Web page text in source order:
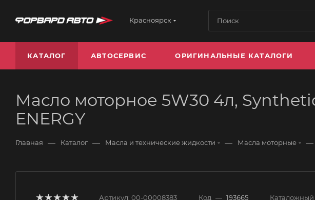
Красноярск
КАТАЛОГ АВТОСЕРВИС ОРИГИНАЛЬНЫЕ КАТАЛОГИ
Масло моторное 5W30 4л,
ENERGY
Главная — Каталог — Масла и технические жидкости — Масла моторные —
Артикул: 00-00008383 Код — 193665